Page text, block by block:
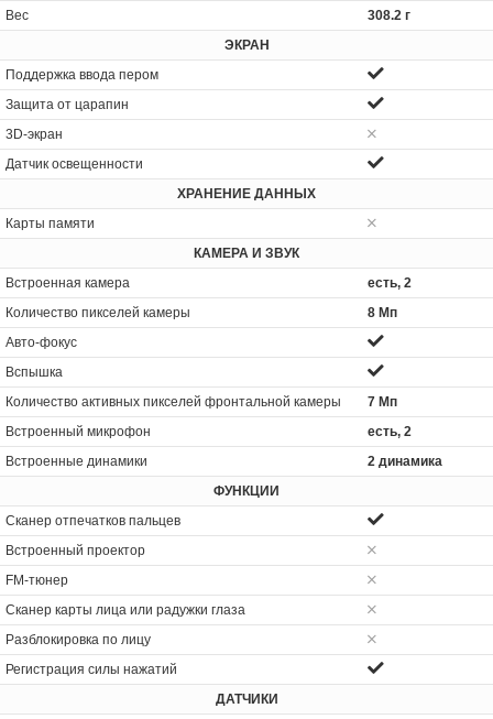
Вес
308.2 г
ЭКРАН
Поддержка ввода пером
Защита от царапин
3D-экран
Датчик освещенности
ХРАНЕНИЕ ДАННЫХ
Карты памяти
КАМЕРА И ЗВУК
Встроенная камера
есть, 2
Количество пикселей камеры
8 Мп
Авто-фокус
Вспышка
Количество активных пикселей фронтальной камеры
7 Мп
Встроенный микрофон
есть, 2
Встроенные динамики
2 динамика
ФУНКЦИИ
Сканер отпечатков пальцев
Встроенный проектор
FM-тюнер
Сканер карты лица или радужки глаза
Разблокировка по лицу
Регистрация силы нажатий
ДАТЧИКИ